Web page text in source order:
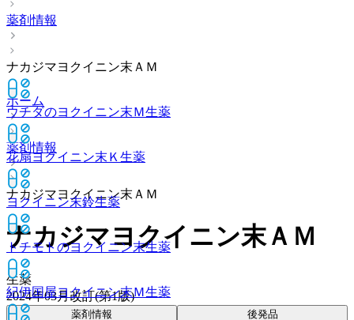
薬剤情報
ナカジマヨクイニン末ＡＭ
ウチダのヨクイニン末Ｍ生薬
花扇ヨクイニン末Ｋ 生薬
ヨクイニン末鈴生薬
トチモトのヨクイニン末生薬
紀伊国屋ヨクイニン末Ｍ生薬
ホーム
薬剤情報
ナカジマヨクイニン末ＡＭ
ナカジマヨクイニン末ＡＭ
生薬
2024年03月改訂(第1版)
薬剤情報 後発品